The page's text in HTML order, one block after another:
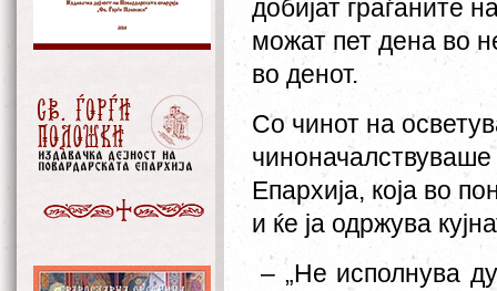
добијат граѓаните
можат пет дена во
во денот.
Со чинот на
чиноначалствуваше
Епархија, која во
и ќе ја одржува
– „Не исполнува